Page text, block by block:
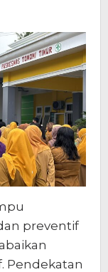
preventif
Pendekatan